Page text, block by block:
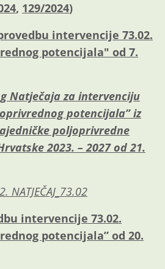
, 129/2024)
intervencije 73.02.
potencijala" od 7.
Natječaja za intervenciju
potencijala” iz
poljoprivredne
2023. – 2027 od 21.
NATJEČAJ_73.02
intervencije 73.02.
potencijala” od 20.